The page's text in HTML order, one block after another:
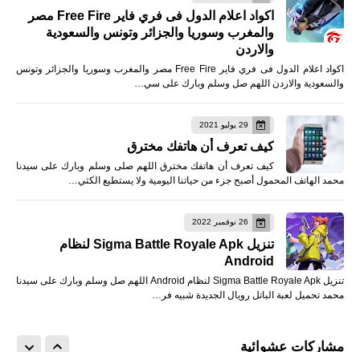
اكواد اعلام الدول فى فري فاير Free Fire مصر
والمغرب وسوريا والجزائر وتونس والسعودية
والاردن
اكواد اعلام الدول فى فري فاير Free Fire مصر والمغرب وسوريا والجزائر وتونس
والسعودية والاردن اللهم صل وسلم وبارك على سي…
29 يوليو 2021
كيف تعرف أن هاتفك مخترق
كيف تعرف أن هاتفك مخترق اللهم صلى وسلم وبارك على سيدنا
محمد الهاتف المحمول أصبح جزء من حياتنا اليومية ولا يستطيع الكثي…
26 نوفمبر 2022
تنزيل Sigma Battle Royale Apk لنظام
Android
تنزيل Sigma Battle Royale Apk لنظام Android اللهم صل وسلم وبارك على سيدنا
محمد تحميل لعبة الباتل رويال الجديدة شبيه فر…
مشاركات عشوائية